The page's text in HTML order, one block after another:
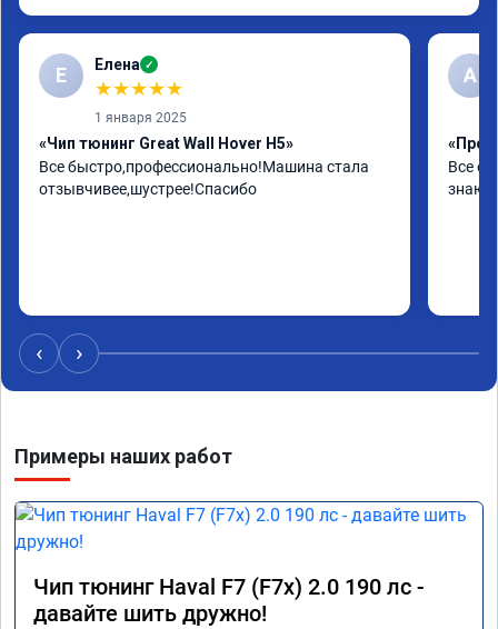
Е Елена ✓
★★★★★
1 января 2025
«Чип тюнинг Great Wall Hover H5»
Все быстро,профессионально!Машина стала
отзывчивее,шустрее!Спасибо
А
Все
знают
‹ ›
Примеры наших работ
Чип тюнинг Haval F7 (F7x) 2.0 190 лс -
давайте шить дружно!